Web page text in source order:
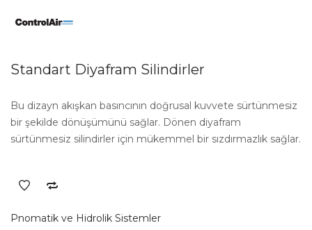
Standart Diyafram Silindirler
Bu dizayn akışkan basıncının doğrusal kuvvete sürtünmesiz
bir şekilde dönüşümünü sağlar. Dönen diyafram
sürtünmesiz silindirler için mükemmel bir sızdırmazlık sağlar.
Pnomatik ve Hidrolik Sistemler